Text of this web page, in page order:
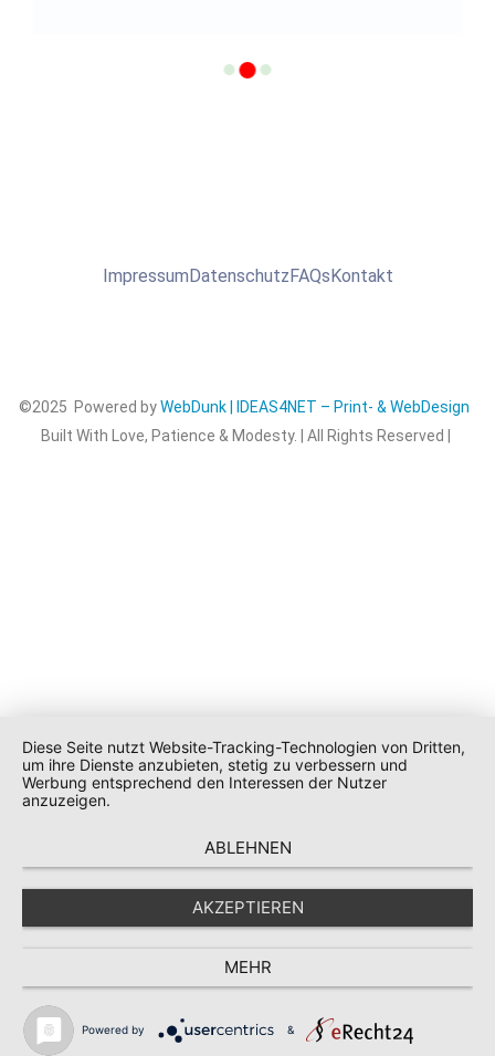
ImpressumDatenschutzFAQsKontakt
©2025 Powered byWebDunk | IDEAS4NET – Print- & WebDesign
Built With Love, Patience & Modesty. | All Rights Reserved |
Diese Seite nutzt Website-Tracking-Technologien von Dritten,
um ihre Dienste anzubieten, stetig zu verbessern und
Werbung entsprechend den Interessen der Nutzer
anzuzeigen.
ABLEHNEN
AKZEPTIEREN
MEHR
Powered by &